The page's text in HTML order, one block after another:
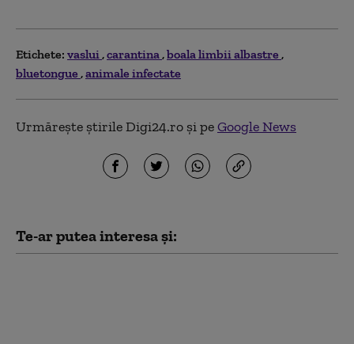
Etichete: vaslui carantina boala limbii albastre
bluetongue animale infectate
Urmărește știrile Digi24.ro și peGoogle News
Te-ar putea interesa și: